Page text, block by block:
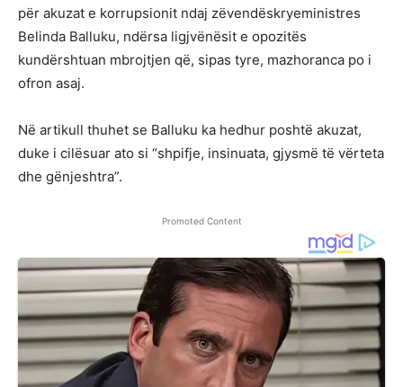
për akuzat e korrupsionit ndaj zëvendëskryeministres
Belinda Balluku, ndërsa ligjvënësit e opozitës
kundërshtuan mbrojtjen që, sipas tyre, mazhoranca po i
ofron asaj.
Në artikull thuhet se Balluku ka hedhur poshtë akuzat,
duke i cilësuar ato si “shpifje, insinuata, gjysmë të vërteta
dhe gënjeshtra”.
Promoted Content